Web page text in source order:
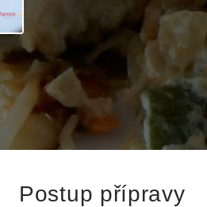
Postup přípravy